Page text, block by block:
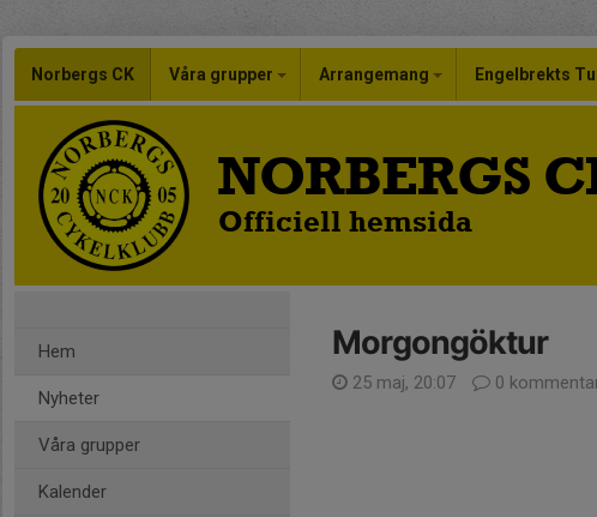
Norbergs CK Våra grupper Arrangemang Engelbrekts
NORBERGS
Officiell hemsida
Hem
Nyheter
Våra grupper
Kalender
Morgongöktur
25 maj, 20:07 0